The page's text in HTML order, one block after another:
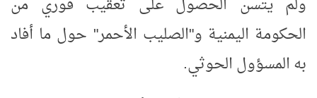
الحكومة اليمنية و"الصليب الأحمر" حول ما أفاد
به المسؤول الحوثي.